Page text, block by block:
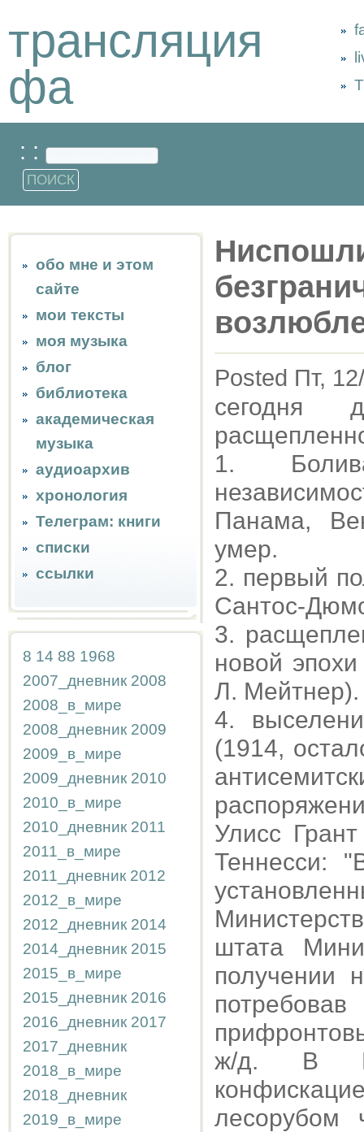
трансляция
фа
: :
обо мне и этом
сайте
мои тексты
моя музыка
блог
библиотека
академическая
музыка
аудиоархив
хронология
Телеграм: книги
списки
ссылки
8 14 88 1968
2007_дневник 2008
2008_в_мире
2008_дневник 2009
2009_в_мире
2009_дневник 2010
2010_в_мире
2010_дневник 2011
2011_в_мире
2011_дневник 2012
2012_в_мире
2012_дневник 2014
2014_дневник 2015
2015_в_мире
2015_дневник 2016
2016_дневник 2017
2017_дневник
2018_в_мире
2018_дневник
2019_в_мире
Posted Пт,
сегодня
1.
Панама,
умер.
2. первый
Сантос-
3.
новой
Л. Мейтнер).
4.
(1914,
Улисс
Теннесси:
штата
получении
ж/д. В
лесорубом